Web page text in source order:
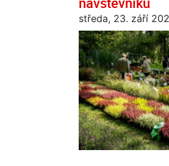
středa, 23. září